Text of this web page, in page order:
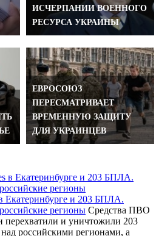
ИСЧЕРПАНИИ ВОЕННОГО
РЕСУРСА УКРАИНЫ
ЕВРОСОЮЗ
ПЕРЕСМАТРИВАЕТ
ВРЕМЕННУЮ ЗАЩИТУ
ДЛЯ УКРАИНЦЕВ
Екатеринбурге и 203 БПЛА.
регионы Средства ПВО
перехватили и уничтожили 203
российскими регионами, а